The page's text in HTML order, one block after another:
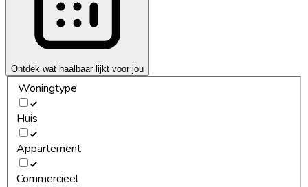
Ontdek wat haalbaar lijkt voor jou
Woningtype
Huis
Appartement
Commercieel